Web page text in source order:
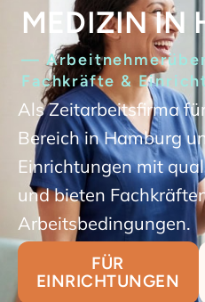
MEDIZIN IN
—
Fachkräfte &
Als Zeitarbeitsfirma
Bereich in Hamburg
Einrichtungen mit
und bieten
Arbeitsbedingungen.
FÜR
EINRICHTUNGEN